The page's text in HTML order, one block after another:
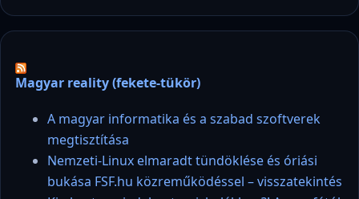
Magyar reality (fekete-tükör)
A magyar informatika és a szabad szoftverek
megtisztítása
Nemzeti-Linux elmaradt tündöklése és óriási
bukása FSF.hu közreműködéssel – visszatekintés